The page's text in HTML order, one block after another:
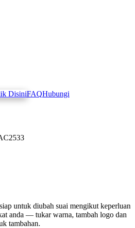
DisiniFAQHubungi
untuk diubah suai mengikut keperluan
anda — tukar warna, tambah logo dan
tambahan.